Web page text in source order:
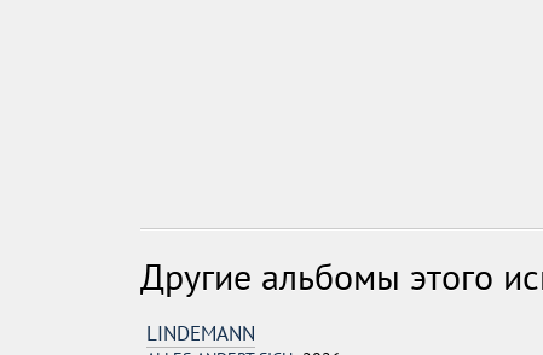
Другие альбомы этого
LINDEMANN